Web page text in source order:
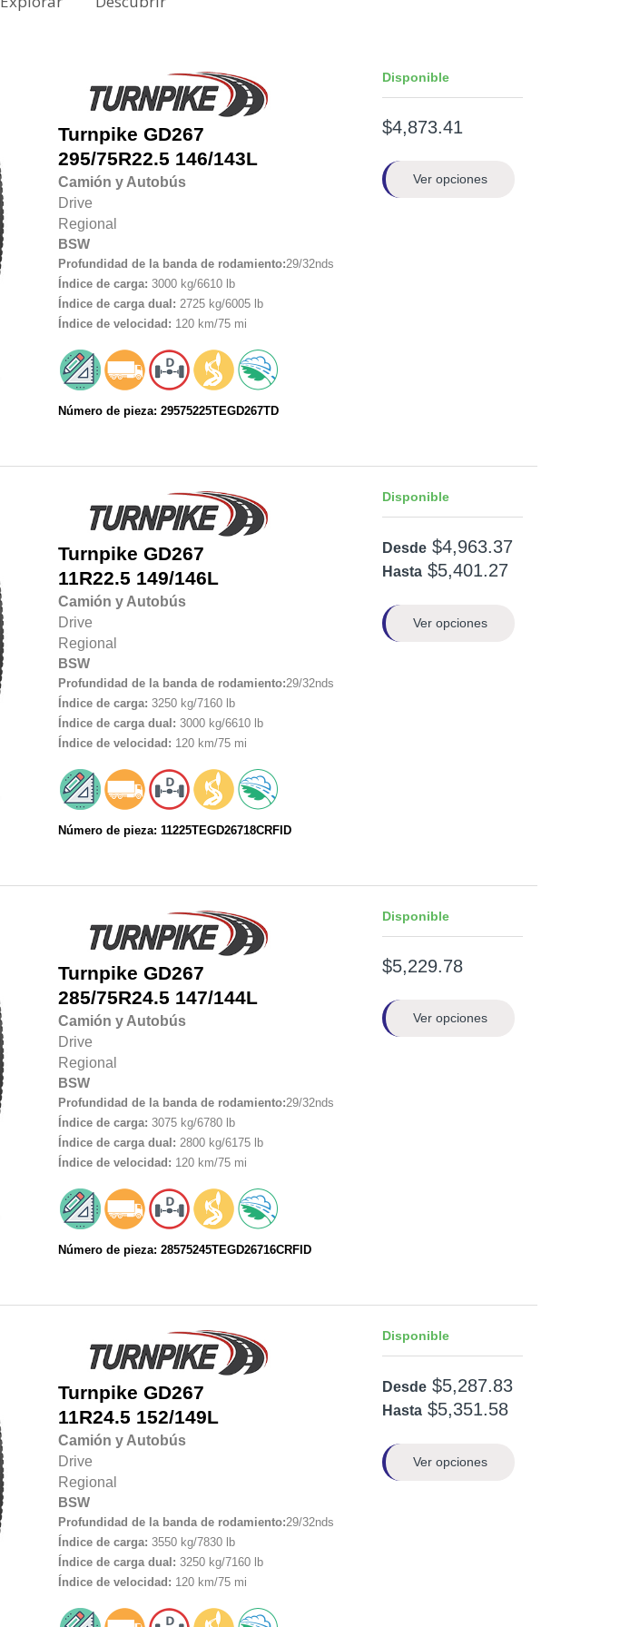
Turnpike GD267
295/75R22.5 146/143L
Camión y Autobús
Drive
Regional
BSW
Profundidad de la banda de rodamiento:29/32nds
Índice de carga: 3000 kg/6610 lb
Índice de carga dual: 2725 kg/6005 lb
Índice de velocidad: 120 km/75 mi
Número de pieza: 29575225TEGD267TD
Disponible
$4,873.41
Ver opciones
Turnpike GD267
11R22.5 149/146L
Camión y Autobús
Drive
Regional
BSW
Profundidad de la banda de rodamiento:29/32nds
Índice de carga: 3250 kg/7160 lb
Índice de carga dual: 3000 kg/6610 lb
Índice de velocidad: 120 km/75 mi
Número de pieza: 11225TEGD26718CRFID
Disponible
Desde $4,963.37
Hasta $5,401.27
Ver opciones
Turnpike GD267
285/75R24.5 147/144L
Camión y Autobús
Drive
Regional
BSW
Profundidad de la banda de rodamiento:29/32nds
Índice de carga: 3075 kg/6780 lb
Índice de carga dual: 2800 kg/6175 lb
Índice de velocidad: 120 km/75 mi
Número de pieza: 28575245TEGD26716CRFID
Disponible
$5,229.78
Ver opciones
Turnpike GD267
11R24.5 152/149L
Camión y Autobús
Drive
Regional
BSW
Profundidad de la banda de rodamiento:29/32nds
Índice de carga: 3550 kg/7830 lb
Índice de carga dual: 3250 kg/7160 lb
Índice de velocidad: 120 km/75 mi
Disponible
Desde $5,287.83
Hasta $5,351.58
Ver opciones